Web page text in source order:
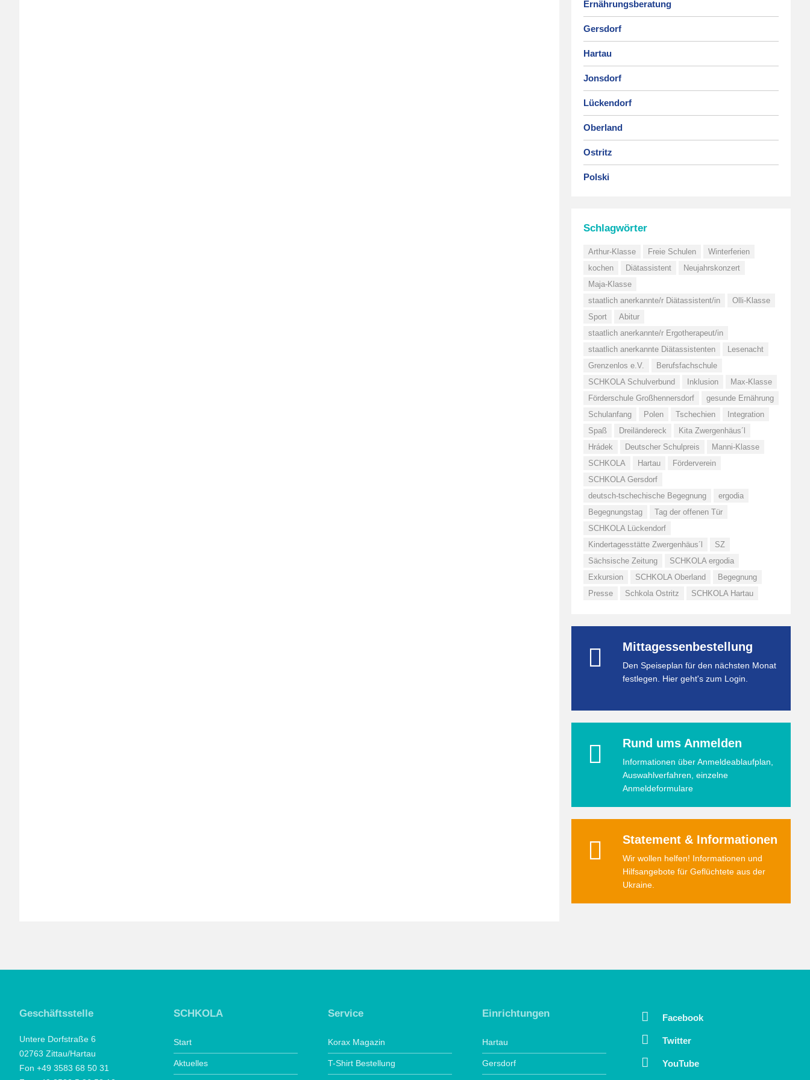
Ernährungsberatung
Gersdorf
Hartau
Jonsdorf
Lückendorf
Oberland
Ostritz
Polski
Schlagwörter
Arthur-Klasse Freie Schulen
Winterferien
kochen
Diätassistent
Neujahrskonzert
Maja-Klasse
staatlich anerkannte/r Diätassistent/in
Olli-Klasse
Sport
Abitur
staatlich anerkannte/r Ergotherapeut/in
staatlich anerkannte Diätassistenten
Lesenacht
Grenzenlos e.V.
Berufsfachschule
SCHKOLA Schulverbund
Inklusion
Max-Klasse
Förderschule Großhennersdorf
gesunde Ernährung
Schulanfang
Polen Tschechien
Integration
Spaß
Dreiländereck
Kita Zwergenhäus´l
Hrádek
Deutscher Schulpreis
Manni-Klasse
SCHKOLA
Hartau
Förderverein
SCHKOLA Gersdorf
deutsch-tschechische Begegnung
ergodia
Begegnungstag
Tag der offenen Tür
SCHKOLA Lückendorf
Kindertagesstätte Zwergenhäus´l
SZ
Sächsische Zeitung
SCHKOLA ergodia
Exkursion
SCHKOLA Oberland
Begegnung
Presse
Schkola Ostritz SCHKOLA Hartau
Mittagessenbestellung
Den Speiseplan für den nächsten Monat
festlegen. Hier geht's zum Login.
Rund ums Anmelden
Informationen über Anmeldeablaufplan,
Auswahlverfahren, einzelne
Anmeldeformulare
Statement & Informationen
Wir wollen helfen! Informationen und
Hilfsangebote für Geflüchtete aus der
Ukraine.
Geschäftsstelle
Untere Dorfstraße 6
02763 Zittau/Hartau
Fon +49 3583 68 50 31
SCHKOLA
Start
Aktuelles
Service
Korax Magazin
T-Shirt Bestellung
Einrichtungen
Hartau
Gersdorf
Facebook
Twitter
YouTube